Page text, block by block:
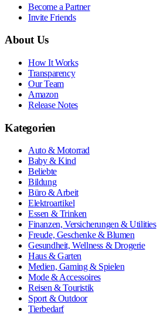
Become a Partner
Invite Friends
About Us
How It Works
Transparency
Our Team
Amazon
Release Notes
Kategorien
Auto & Motorrad
Baby & Kind
Beliebte
Bildung
Büro & Arbeit
Elektroartikel
Essen & Trinken
Finanzen, Versicherungen & Utilities
Freude, Geschenke & Blumen
Gesundheit, Wellness & Drogerie
Haus & Garten
Medien, Gaming & Spielen
Mode & Accessoires
Reisen & Touristik
Sport & Outdoor
Tierbedarf